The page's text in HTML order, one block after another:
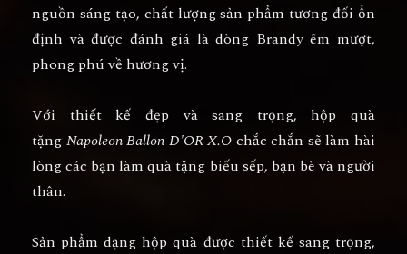
nguồn sáng tạo, chất lượng sản phẩm tương đối ổn
định và được đánh giá là dòng Brandy êm mượt,
phong phú về hương vị.
Với thiết kế đẹp và sang trọng, hộp quà
tặng Napoleon Ballon D'OR X.O chắc chắn sẽ làm hài
lòng các bạn làm quà tặng biếu sếp, bạn bè và người
thân.
Sản phẩm dạng hộp quà được thiết kế sang trọng,